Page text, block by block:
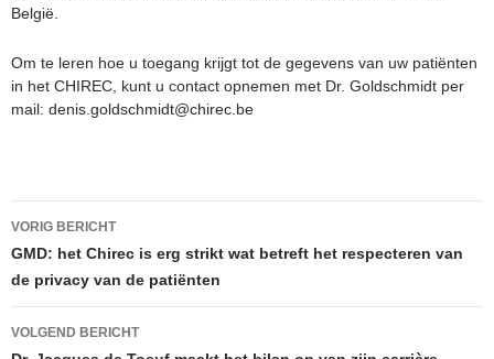
België.
Om te leren hoe u toegang krijgt tot de gegevens van uw patiënten
in het CHIREC, kunt u contact opnemen met Dr. Goldschmidt per
mail: denis.goldschmidt@chirec.be
Berichtnavigatie
VORIG BERICHT
GMD: het Chirec is erg strikt wat betreft het respecteren van
de privacy van de patiënten
VOLGEND BERICHT